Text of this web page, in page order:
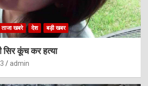
ताजा खबरे देश बड़ी खबर
कूंच कर हत्या
admin